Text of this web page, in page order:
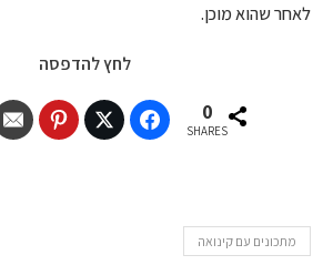
לאחר שהוא מוכן.
לחץ להדפסה
0
SHARES
מתכונים עם קינואה